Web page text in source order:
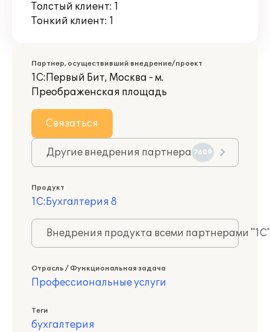
Толстый клиент: 1
Тонкий клиент: 1
Партнер, осуществивший внедрение/проект
1С:Первый Бит, Москва - м.
Преображенская площадь
Связаться
Другие внедрения партнера 7609
Продукт
1С:Бухгалтерия 8
Внедрения продукта всеми партнерами
Отрасль / Функциональная задача
Профессиональные услуги
Теги
бухгалтерия